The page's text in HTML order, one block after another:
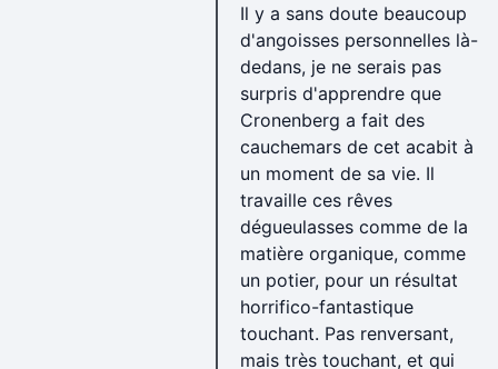
Il y a sans doute beaucoup
d'angoisses personnelles là-
dedans, je ne serais pas
surpris d'apprendre que
Cronenberg a fait des
cauchemars de cet acabit à
un moment de sa vie. Il
travaille ces rêves
dégueulasses comme de la
matière organique, comme
un potier, pour un résultat
horrifico-fantastique
touchant. Pas renversant,
mais très touchant, et qui